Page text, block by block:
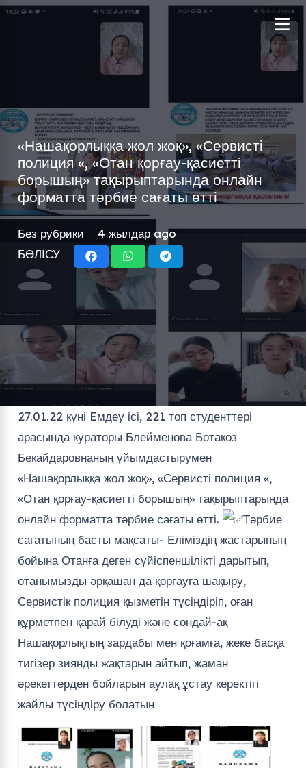
«Нашақорлыққа жол жоқ», «Сервисті
полиция «, «Отан қорғау-қасиетті
борышың» тақырыптарында онлайн
форматта тәрбие сағаты өтті
Без рубрики
4 жылдар ago
БӨЛІСУ
27.01.22 күні Eмдеу ісі, 221 топ студенттері
арасында кураторы Блейменова Ботакоз
Бекайдаровнаның ұйымдастырумен
«Нашақорлыққа жол жоқ», «Сервисті полиция «,
«Отан қорғау-қасиетті борышың» тақырыптарында
онлайн форматта тәрбие сағаты өтті.
Тәрбие
сағатының басты мақсаты- Еліміздің жастарының
бойына Отанға деген сүйіспеншілікті дарытып,
отанымызды әрқашан да қорғауға шақыру,
Сервистік полиция қызметін түсіндіріп, оған
құрметпен қарай білуді және сондай-ақ
Нашақорлықтың зардабы мен қоғамға, жеке басқа
тигізер зиянды жақтарын айтып, жаман
әрекеттерден бойларын аулақ ұстау керектігі
жайлы түсіндіру болатын